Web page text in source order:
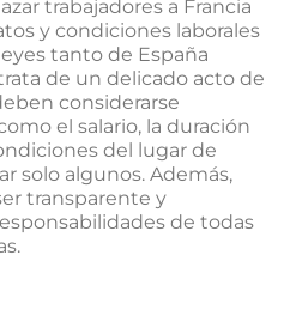
trabajadores a Francia
y condiciones laborales
tanto de España
de un delicado acto de
considerarse
el salario, la duración
del lugar de
solo algunos. Además,
transparente y
de todas